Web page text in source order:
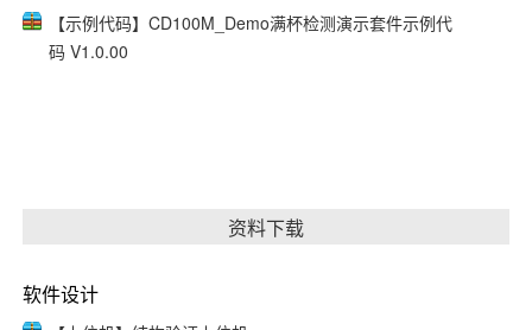
【示例代码】CD100M_Demo满杯检测演示套件示例代
码 V1.0.00
资料下载
软件设计